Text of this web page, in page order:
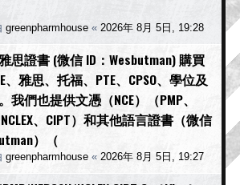
greenpharmhouse « 2026年 8月 5日, 19:28
思證書 (微信 ID：Wesbutman) 購買
、雅思、托福、PTE、CPSO、學位及
我們也提供文憑（NCE）（PMP、
NCLEX、CIPT）和其他語言證書（微信
）（
greenpharmhouse « 2026年 8月 5日, 19:27